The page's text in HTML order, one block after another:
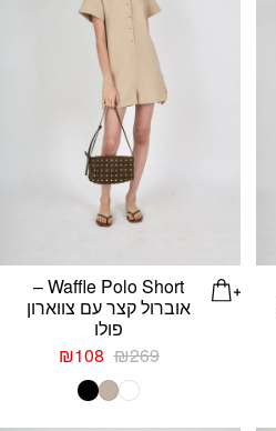
Waffle Polo Short –
אוברול קצר עם צווארון
פולו
₪269
המחיר
המקורי
היה:
₪108